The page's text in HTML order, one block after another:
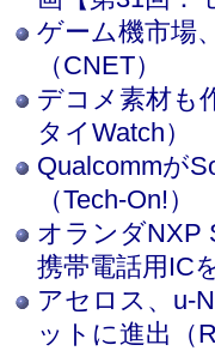
ゲーム機市場
（CNET）
デコメ素材も
タイWatch）
Qualcommが
（Tech-On!）
オランダNXP
携帯電話用IC
アセロス、u-
ットに進出（